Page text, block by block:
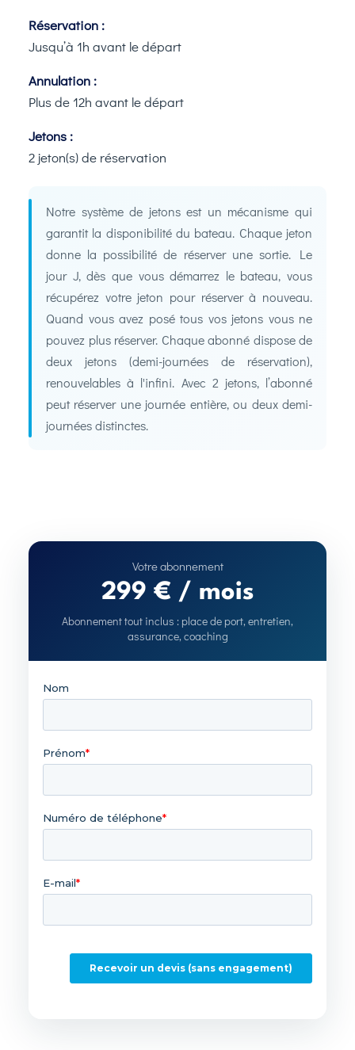
Réservation :
Jusqu’à 1h avant le départ
Annulation :
Plus de 12h avant le départ
Jetons :
2 jeton(s) de réservation
Notre système de jetons est un mécanisme qui
garantit la disponibilité du bateau. Chaque jeton
donne la possibilité de réserver une sortie. Le
jour J, dès que vous démarrez le bateau, vous
récupérez votre jeton pour réserver à nouveau.
Quand vous avez posé tous vos jetons vous ne
pouvez plus réserver. Chaque abonné dispose de
deux jetons (demi-journées de réservation),
renouvelables à l'infini. Avec 2 jetons, l’abonné
peut réserver une journée entière, ou deux demi-
journées distinctes.
299 € / mois